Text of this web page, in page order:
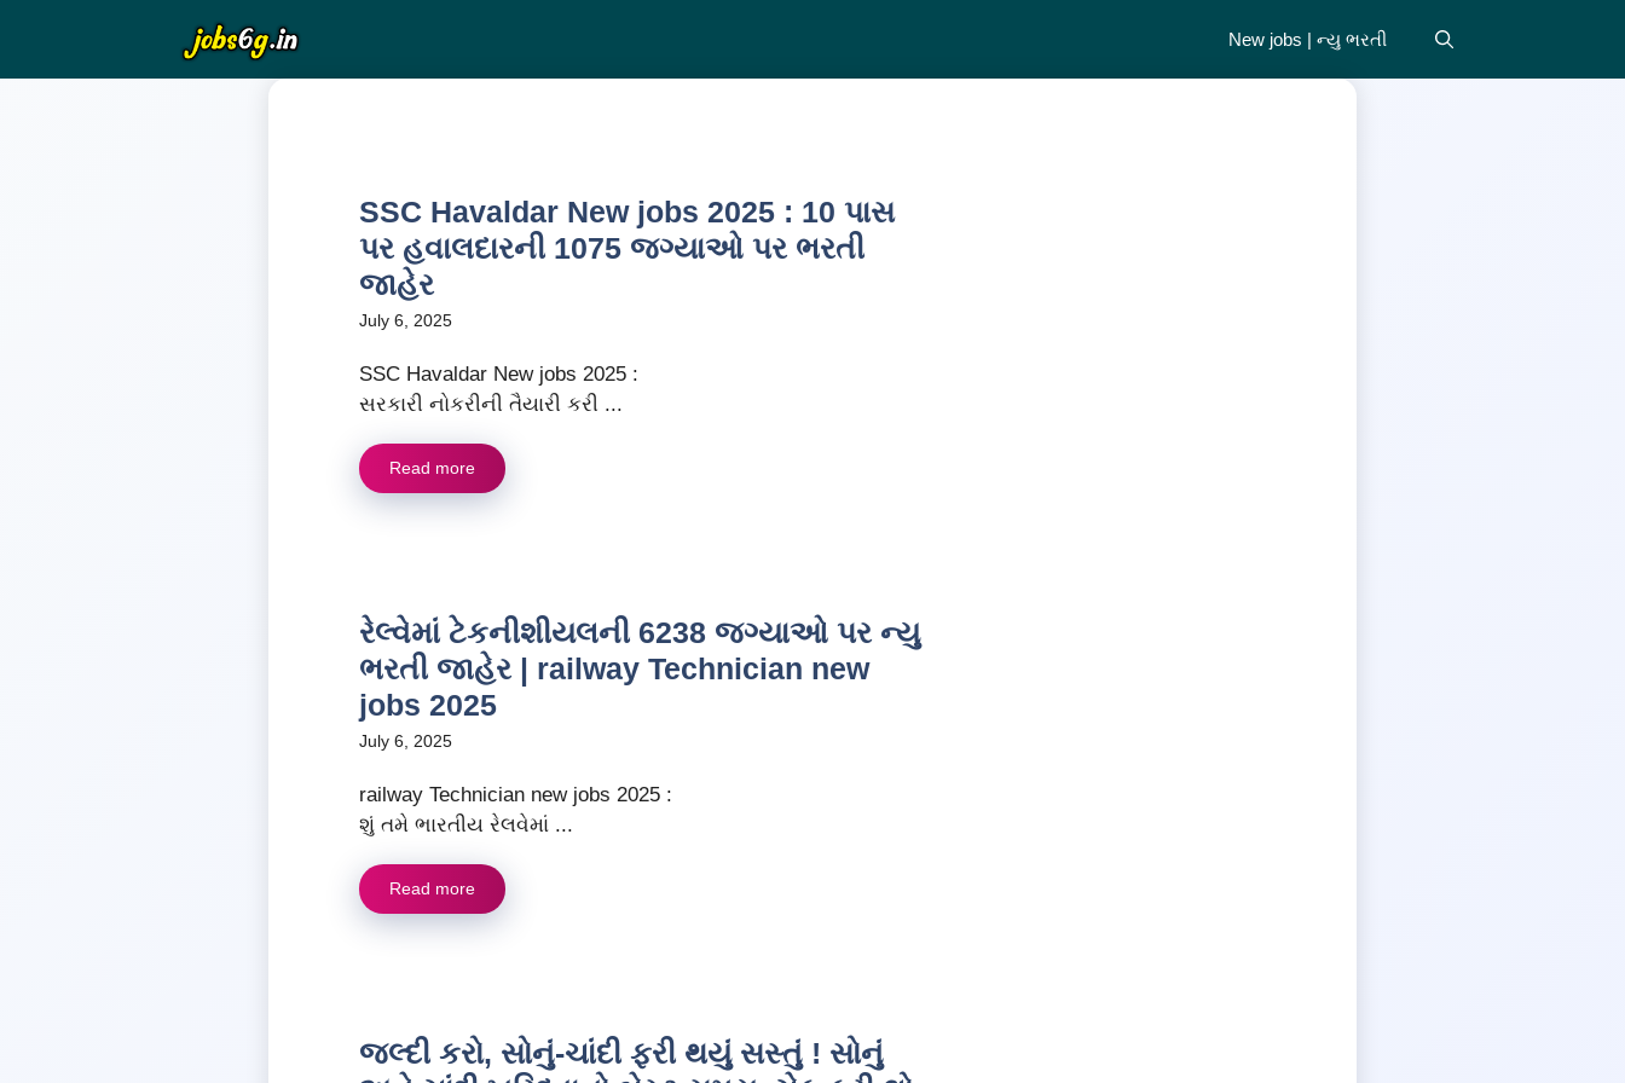
content
New jobs | ન્યુ ભરતી
SSC Havaldar New jobs 2025 : 10 પાસ
પર હવાલદારની 1075 જગ્યાઓ પર ભરતી
જાહેર
July 6, 2025
SSC Havaldar New jobs 2025 :
સરકારી નોકરીની તૈયારી કરી ...
Read more
રેલ્વેમાં ટેકનીશીયલની 6238 જગ્યાઓ પર ન્યુ
ભરતી જાહેર | railway Technician new
jobs 2025
July 6, 2025
railway Technician new jobs 2025 :
શું તમે ભારતીય રેલવેમાં ...
Read more
જલ્દી કરો, સોનું-ચાંદી ફરી થયું સસ્તું ! સોનું